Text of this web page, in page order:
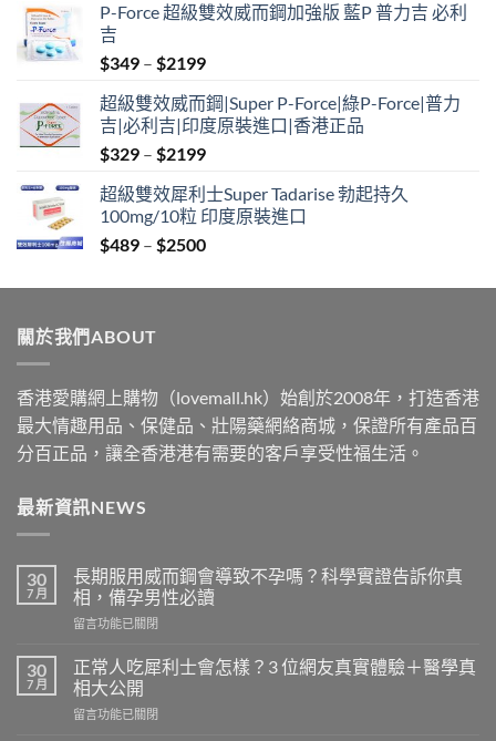
P-Force 超級雙效威而鋼加強版 藍P 普力吉 必利
吉
$349 – $2199Price
$349
through
$2199
超級雙效威而鋼|Super P-Force|綠P-Force|普力
吉|必利吉|印度原裝進口|香港正品
$329 – $2199Price
$329
through
$2199
超級雙效犀利士Super Tadarise 勃起持久
100mg/10粒 印度原裝進口
$489 – $2500Price
$489
關於我們ABOUT
香港愛購網上購物（lovemall.hk）始創於2008年，打造香港
最大情趣用品、保健品、壯陽藥網絡商城，保證所有產品百
分百正品，讓全香港港有需要的客戶享受性福生活。
最新資訊NEWS
30
7 月
長期服用威而鋼會導致不孕嗎？科學實證告訴你真
相，備孕男性必讀
在
期
服
用
威
留言功能已關閉
30
7 月
正常人吃犀利士會怎樣？3 位網友真實體驗＋醫學真
相大公開
在
留言功能已關閉